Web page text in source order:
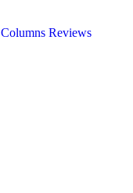
Columns Reviews